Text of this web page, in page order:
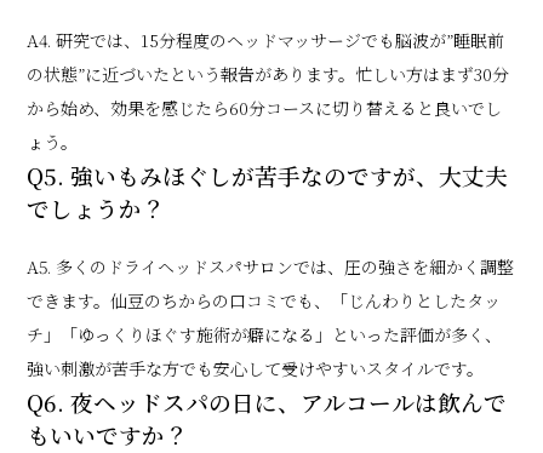
A4. 研究では、15分程度のヘッドマッサージでも脳波が”睡眠前
の状態”に近づいたという報告があります。忙しい方はまず30分
から始め、効果を感じたら60分コースに切り替えると良いでし
ょう。
Q5. 強いもみほぐしが苦手なのですが、大丈夫
でしょうか？
A5. 多くのドライヘッドスパサロンでは、圧の強さを細かく調整
できます。仙豆のちからの口コミでも、「じんわりとしたタッ
チ」「ゆっくりほぐす施術が癖になる」といった評価が多く、
強い刺激が苦手な方でも安心して受けやすいスタイルです。
Q6. 夜ヘッドスパの日に、アルコールは飲んで
もいいですか？